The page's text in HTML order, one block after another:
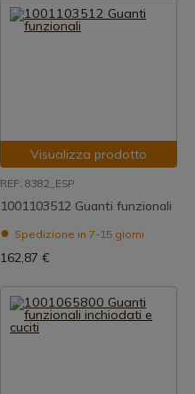
Visualizza prodotto
REF: 8382_ESP
1001103512 Guanti funzionali
Spedizione in 7-15 giorni
162,87 €